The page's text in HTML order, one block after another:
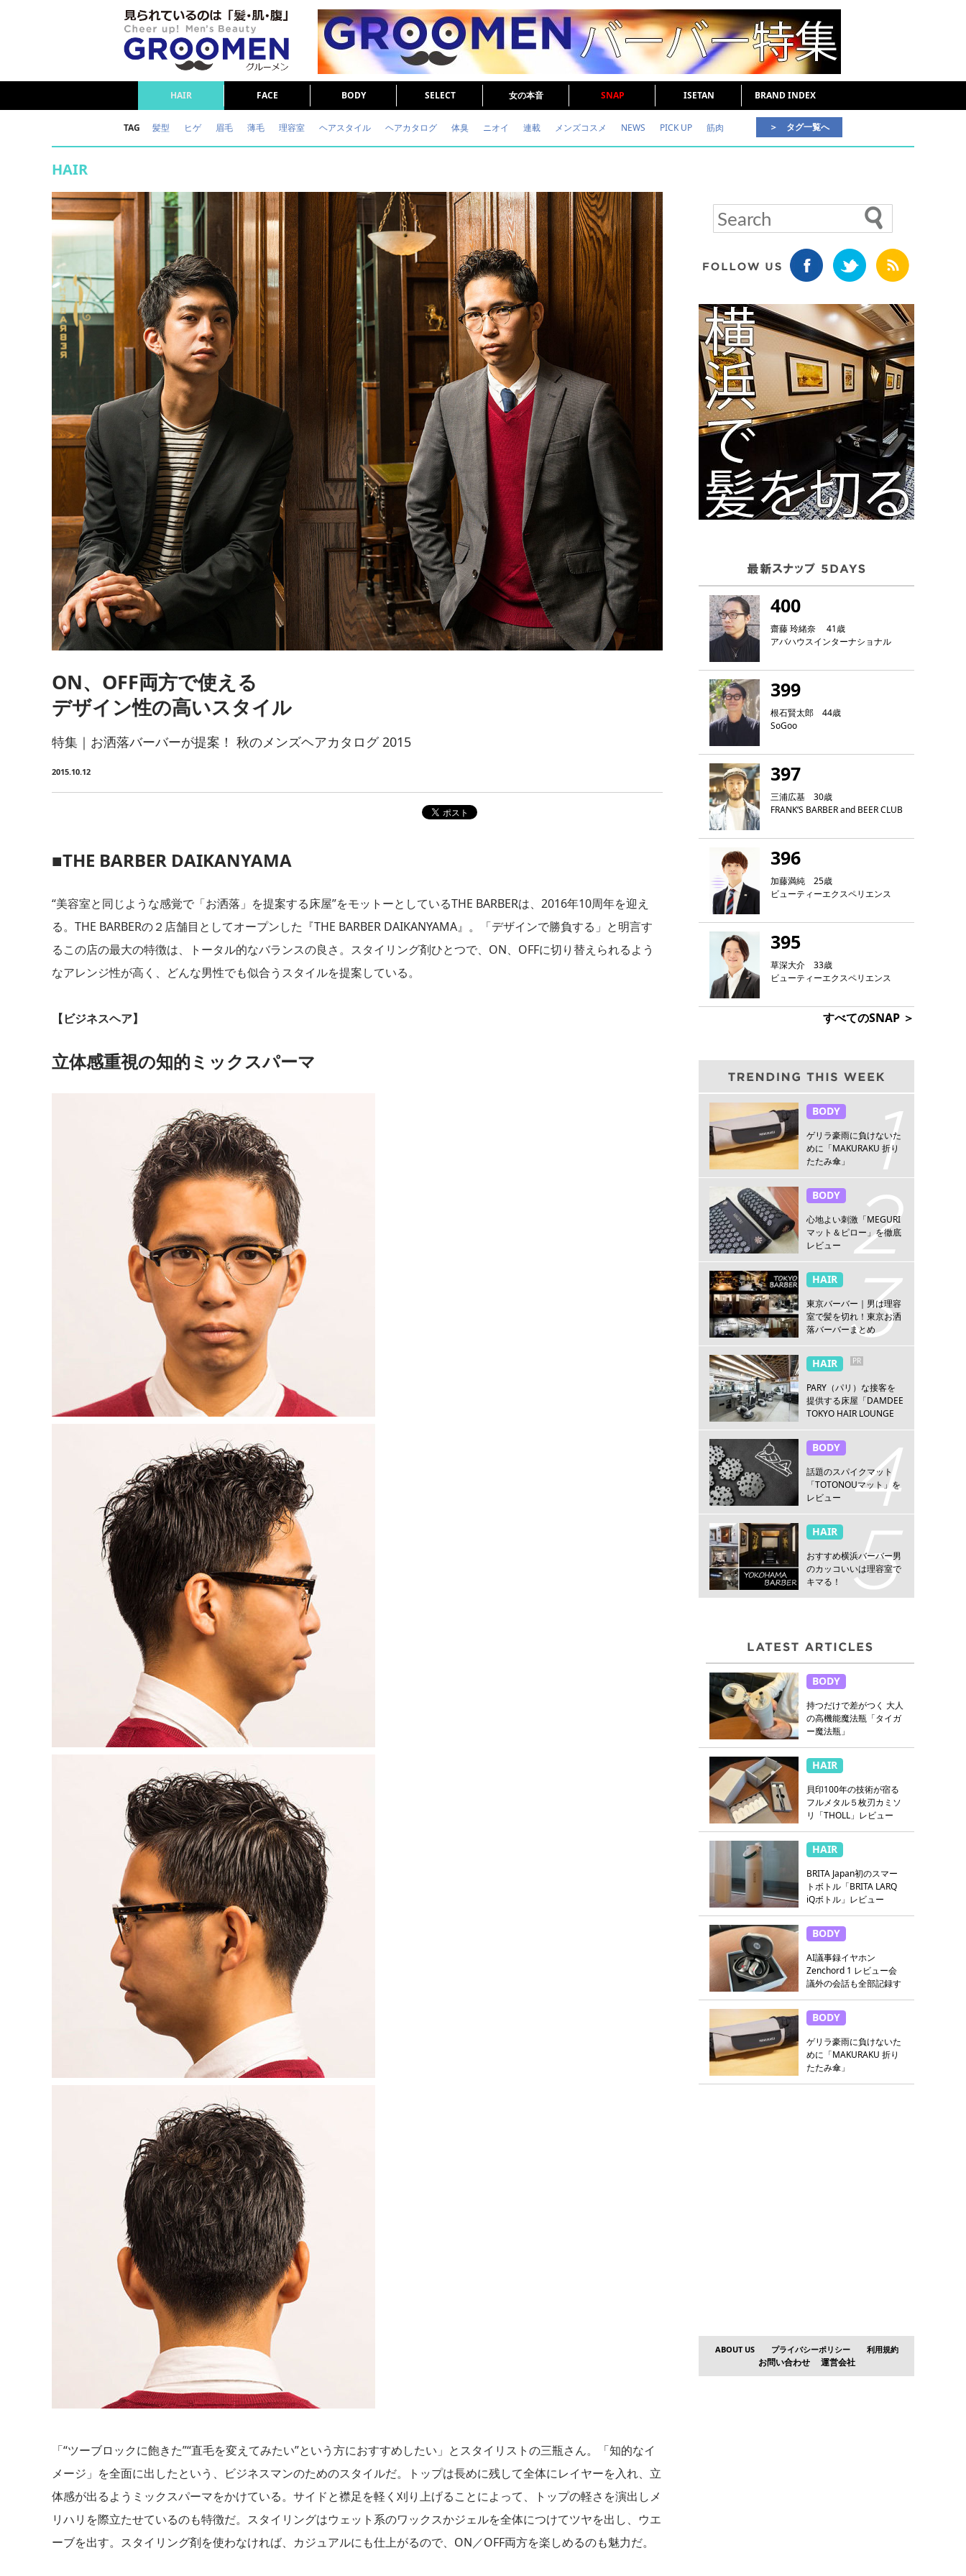
HAIR FACE BODY SELECT 女の本音 SNAP ISETAN BRAND INDEX
TAG 髪型 ヒゲ 眉毛 薄毛 理容室 ヘアスタイル ヘアカタログ 体臭 ニオイ 連載 メンズコスメ NEWS PICK UP 筋肉
ダイエット 理容室
＞ タグ一覧へ
HAIR
ON、OFF両方で使える
デザイン性の高いスタイル
特集｜お洒落バーバーが提案！ 秋のメンズヘアカタログ 2015
2015.10.12
■THE BARBER DAIKANYAMA
“美容室と同じような感覚で「お洒落」を提案する床屋”をモットーとしているTHE BARBERは、2016年10周年を迎え
る。THE BARBERの２店舗目としてオープンした『THE BARBER DAIKANYAMA』。「デザインで勝負する」と明言す
るこの店の最大の特徴は、トータル的なバランスの良さ。スタイリング剤ひとつで、ON、OFFに切り替えられるよう
なアレンジ性が高く、どんな男性でも似合うスタイルを提案している。
【ビジネスヘア】
立体感重視の知的ミックスパーマ
「“ツーブロックに飽きた”“直毛を変えてみたい”という方におすすめしたい」とスタイリストの三瓶さん。「知的なイ
メージ」を全面に出したという、ビジネスマンのためのスタイルだ。トップは長めに残して全体にレイヤーを入れ、立
体感が出るようミックスパーマをかけている。サイドと襟足を軽く刈り上げることによって、トップの軽さを演出しメ
リハリを際立たせているのも特徴だ。スタイリングはウェット系のワックスかジェルを全体につけてツヤを出し、ウエ
ーブを出す。スタイリング剤を使わなければ、カジュアルにも仕上がるので、ON／OFF両方を楽しめるのも魅力だ。
400
齋藤 玲緒奈 41歳
アバハウスインターナショナル
399
根石賢太郎 44歳
SoGoo
397
三浦広基 30歳
FRANK‘S BARBER and BEER CLUB
396
加藤満純 25歳
ビューティーエクスペリエンス
395
草深大介 33歳
ビューティーエクスペリエンス
すべてのSNAP ＞
BODY
ゲリラ豪雨に負けないた
めに「MAKURAKU 折り
たたみ傘」
BODY
心地よい刺激「MEGURI
マット＆ピロー」を徹底
レビュー
HAIR
東京バーバー｜男は理容
室で髪を切れ！東京お洒
落バーバーまとめ
HAIR PR
PARY（パリ）な接客を
提供する床屋「DAMDEE
TOKYO HAIR LOUNGE
BODY
話題のスパイクマット
「TOTONOUマット」を
レビュー
HAIR
おすすめ横浜バーバー男
のカッコいいは理容室で
キマる！
BODY
持つだけで差がつく 大人
の高機能魔法瓶「タイガ
ー魔法瓶」
HAIR
貝印100年の技術が宿る
フルメタル５枚刃カミソ
リ「THOLL」レビュー
HAIR
BRITA Japan初のスマー
トボトル「BRITA LARQ
iQボトル」レビュー
BODY
AI議事録イヤホン
Zenchord 1 レビュー会
議外の会話も全部記録す
BODY
ゲリラ豪雨に負けないた
めに「MAKURAKU 折り
たたみ傘」
ABOUT US プライバシーポリシー 利用規約
お問い合わせ 運営会社